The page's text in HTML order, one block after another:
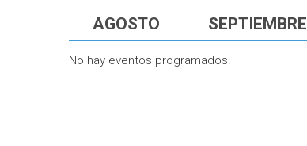
AGOSTO SEPTIEMBRE
No hay eventos programados.